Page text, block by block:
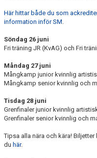
Här hittar både du som
information inför SM.
Söndag 26 juni
Fri träning JR (KvAG) och Fri
Måndag 27 juni
Mångkamp junior kvinnlig
Mångkamp senior kvinnlig och
Tisdag 28 juni
Grenfinaler junior kvinnlig
Grenfinaler senior kvinnlig och
Tipsa alla nära och kära! Biljetter
du här.